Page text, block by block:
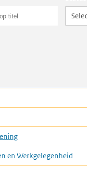
en Werkgelegenheid